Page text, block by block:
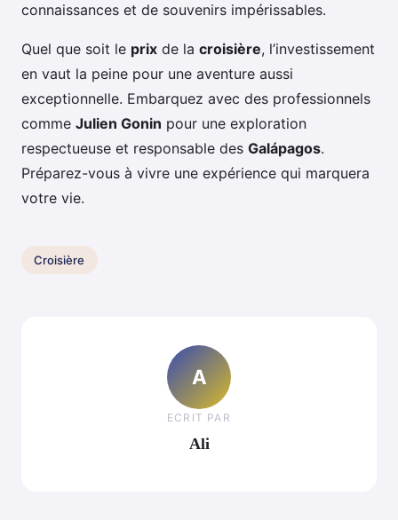
connaissances et de souvenirs impérissables.
Quel que soit le prix de la croisière, l’investissement
en vaut la peine pour une aventure aussi
exceptionnelle. Embarquez avec des professionnels
comme Julien Gonin pour une exploration
respectueuse et responsable des Galápagos.
Préparez-vous à vivre une expérience qui marquera
votre vie.
Croisière
A
ECRIT PAR
Ali